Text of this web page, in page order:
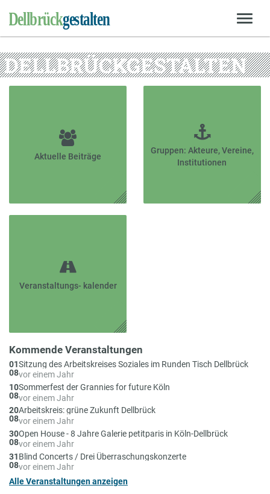
DELLBRÜCKGESTALTEN
Aktuelle Beiträge
Gruppen: Akteure, Vereine,
Institutionen
Veranstaltungs- kalender
Kommende Veranstaltungen
Am
01
08
Sitzung des Arbeitskreises Soziales im Runden Tisch Dellbrück
vor einem Jahr
Am
10
08
Sommerfest der Grannies for future Köln
vor einem Jahr
Am
20
08
Arbeitskreis: grüne Zukunft Dellbrück
vor einem Jahr
Am
30
08
Open House - 8 Jahre Galerie petitparis in Köln-Dellbrück
vor einem Jahr
Am
31
08
Blind Concerts / Drei Überraschungskonzerte
vor einem Jahr
Alle Veranstaltungen anzeigen